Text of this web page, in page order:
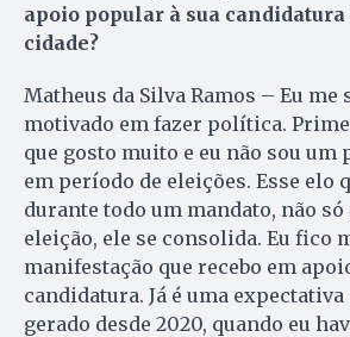
apoio popular à sua candidatura
cidade?
Matheus da Silva Ramos – Eu
motivado em fazer política.
que gosto muito e eu não sou
em período de eleições. Esse elo
durante todo um mandato, não
eleição, ele se consolida. Eu fico
manifestação que recebo em
candidatura. Já é uma
gerado desde 2020, quando eu